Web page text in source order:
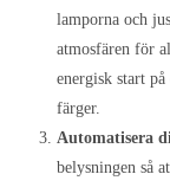
lamporna och
atmosfären för
energisk start
färger.
Automatisera
belysningen så